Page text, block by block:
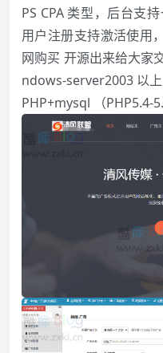
PS CPA 类型，后台支
用户注册支持激活使用
网购买 开源出来给大家
ndows-server2003 以上
PHP+mysql （PHP5.4-